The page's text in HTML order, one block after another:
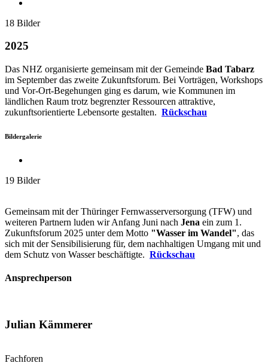
18 Bilder
2025
Das NHZ organisierte gemeinsam mit der Gemeinde Bad Tabarz
im September das zweite Zukunftsforum. Bei Vorträgen, Workshops
und Vor-Ort-Begehungen ging es darum, wie Kommunen im
ländlichen Raum trotz begrenzter Ressourcen attraktive,
zukunftsorientierte Lebensorte gestalten. Rückschau
Bildergalerie
19 Bilder
Gemeinsam mit der Thüringer Fernwasserversorgung (TFW) und
weiteren Partnern luden wir Anfang Juni nach Jena ein zum 1.
Zukunftsforum 2025 unter dem Motto "Wasser im Wandel", das
sich mit der Sensibilisierung für, dem nachhaltigen Umgang mit und
dem Schutz von Wasser beschäftigte. Rückschau
Ansprechperson
Julian Kämmerer
Fachforen